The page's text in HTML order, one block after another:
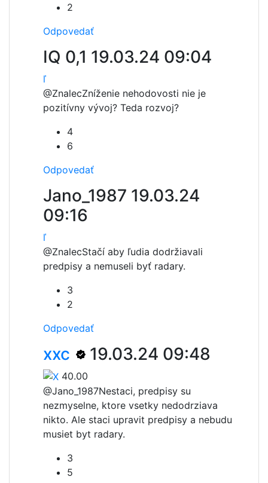
2
Odpovedať
IQ 0,1 19.03.24 09:04
ľ
@ZnalecZníženie nehodovosti nie je
pozitívny vývoj? Teda rozvoj?
4
6
Odpovedať
Jano_1987 19.03.24
09:16
ľ
@ZnalecStačí aby ľudia dodržiavali
predpisy a nemuseli byť radary.
3
2
Odpovedať
xxc 19.03.24 09:48
40.00
@Jano_1987Nestaci, predpisy su
nezmyselne, ktore vsetky nedodrziava
nikto. Ale staci upravit predpisy a nebudu
musiet byt radary.
3
5